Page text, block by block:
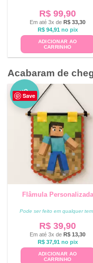
R$ 99,90
Em até 3x de R$ 33,30
R$94,91 no pix
ADICIONAR AO
CARRINHO
Acabaram de
Save
NO
VO
Flâmula Personalizada
Pode ser feito em qualquer
R$ 39,90
Em até 3x de R$ 13,30
R$37,91 no pix
ADICIONAR AO
CARRINHO